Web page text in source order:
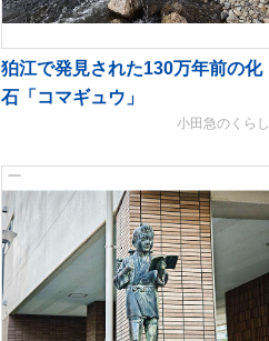
狛江で発見された130万年前の化
石「コマギュウ」
小田急のくらし